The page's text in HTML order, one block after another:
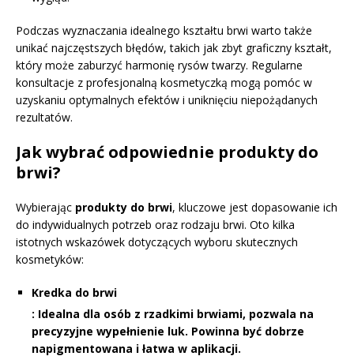
Podczas wyznaczania idealnego kształtu brwi warto także
unikać najczęstszych błędów, takich jak zbyt graficzny kształt,
który może zaburzyć harmonię rysów twarzy. Regularne
konsultacje z profesjonalną kosmetyczką mogą pomóc w
uzyskaniu optymalnych efektów i uniknięciu niepożądanych
rezultatów.
Jak wybrać odpowiednie produkty do
brwi?
Wybierając produkty do brwi, kluczowe jest dopasowanie ich
do indywidualnych potrzeb oraz rodzaju brwi. Oto kilka
istotnych wskazówek dotyczących wyboru skutecznych
kosmetyków:
Kredka do brwi
: Idealna dla osób z rzadkimi brwiami, pozwala na
precyzyjne wypełnienie luk. Powinna być dobrze
napigmentowana i łatwa w aplikacji.